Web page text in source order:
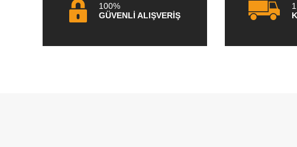
100%
GÜVENLİ ALIŞVERİŞ